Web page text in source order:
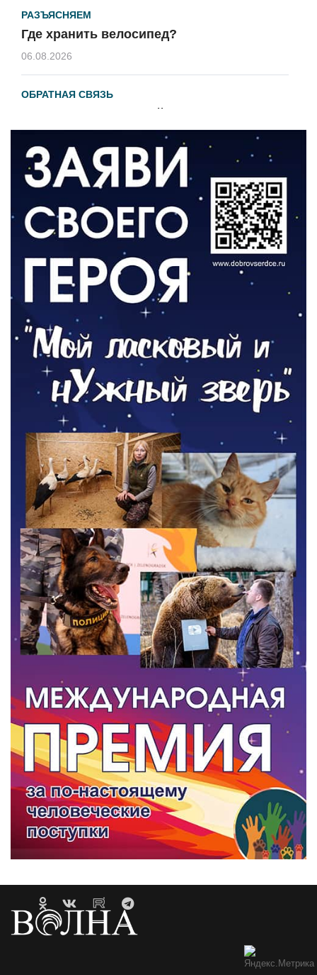
РАЗЪЯСНЯЕМ
Где хранить велосипед?
06.08.2026
ОБРАТНАЯ СВЯЗЬ
Администрация онлайн
ВЛАСТЬ
День памяти и «Симфония народов»
06.08.2026
Новый настил на экотропе
05.08.2026